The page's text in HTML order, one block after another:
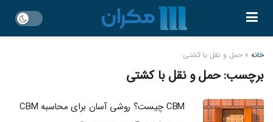
خانه » حمل و نقل با کشتی
برچسب:حمل و نقل با کشتی
CBM چیست؟ روشی آسان برای محاسبه CBM